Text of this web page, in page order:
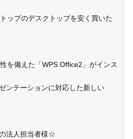
ップのデスクトップを安く買いた
を備えた「WPS Office2」がインス
ンテーションに対応した新しい
法人担当者様☆